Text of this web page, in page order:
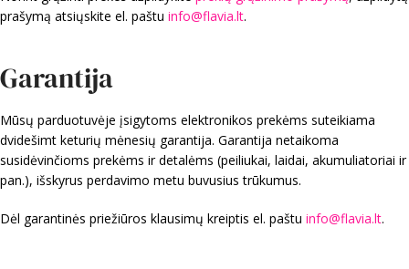
prašymą atsiųskite el. paštu info@flavia.lt.
Garantija
Mūsų parduotuvėje įsigytoms elektronikos prekėms suteikiama
dvidešimt keturių mėnesių garantija. Garantija netaikoma
susidėvinčioms prekėms ir detalėms (peiliukai, laidai, akumuliatoriai ir
pan.), išskyrus perdavimo metu buvusius trūkumus.
Dėl garantinės priežiūros klausimų kreiptis el. paštu info@flavia.lt.